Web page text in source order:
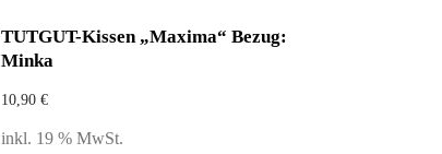
TUTGUT-Kissen „Maxima“ Bezug:
Minka
10,90 €
inkl. 19 % MwSt.